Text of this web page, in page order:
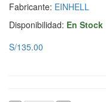
Fabricante: EINHELL
Disponibilidad: En Stock
S/135.00